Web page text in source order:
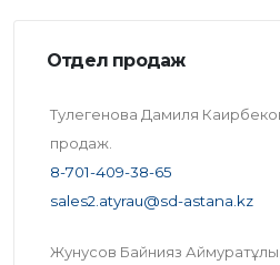
Отдел продаж
Тулегенова Дамиля
продаж.
8-701-409-38-65
sales2.atyrau@sd-astana.kz
Жунусов Байнияз